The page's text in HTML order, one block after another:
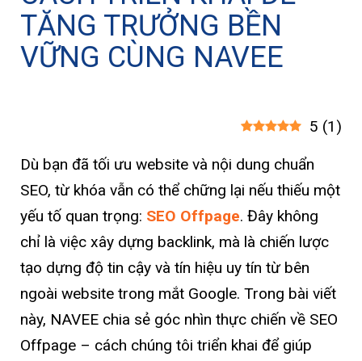
TĂNG TRƯỞNG BỀN
VỮNG CÙNG NAVEE
5 (1 )
Dù bạn đã tối ưu website và nội dung chuẩn
SEO, từ khóa vẫn có thể chững lại nếu thiếu một
yếu tố quan trọng: SEO Offpage. Đây không
chỉ là việc xây dựng backlink, mà là chiến lược
tạo dựng độ tin cậy và tín hiệu uy tín từ bên
ngoài website trong mắt Google. Trong bài viết
này, NAVEE chia sẻ góc nhìn thực chiến về SEO
Offpage – cách chúng tôi triển khai để giúp